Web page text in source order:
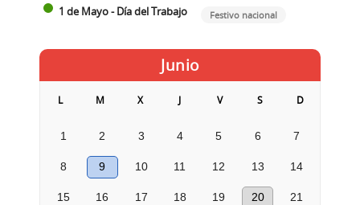
1 de Mayo - Día del Trabajo Festivo nacional
Junio
L M X J V S D
1 2 3 4 5 6 7
8 9 10 11 12 13 14
15 16 17 18 19 20 21